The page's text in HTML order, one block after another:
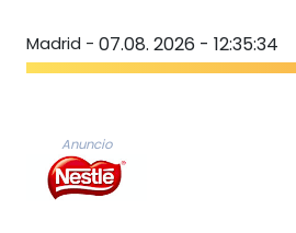
Madrid - 07.08. 2026 - 12:35:36
Anuncio